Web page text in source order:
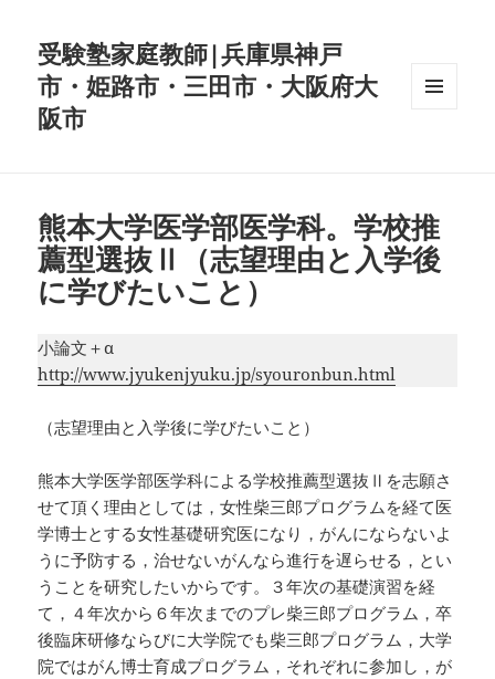
受験塾家庭教師|兵庫県神戸
市・姫路市・三田市・大阪府大
阪市
熊本大学医学部医学科。学校推
薦型選抜Ⅱ（志望理由と入学後
に学びたいこと）
小論文＋α
http://www.jyukenjyuku.jp/syouronbun.html
（志望理由と入学後に学びたいこと）
熊本大学医学部医学科による学校推薦型選抜Ⅱを志願さ
せて頂く理由としては，女性柴三郎プログラムを経て医
学博士とする女性基礎研究医になり，がんにならないよ
うに予防する，治せないがんなら進行を遅らせる，とい
うことを研究したいからです。３年次の基礎演習を経
て，４年次から６年次までのプレ柴三郎プログラム，卒
後臨床研修ならびに大学院でも柴三郎プログラム，大学
院ではがん博士育成プログラム，それぞれに参加し，が